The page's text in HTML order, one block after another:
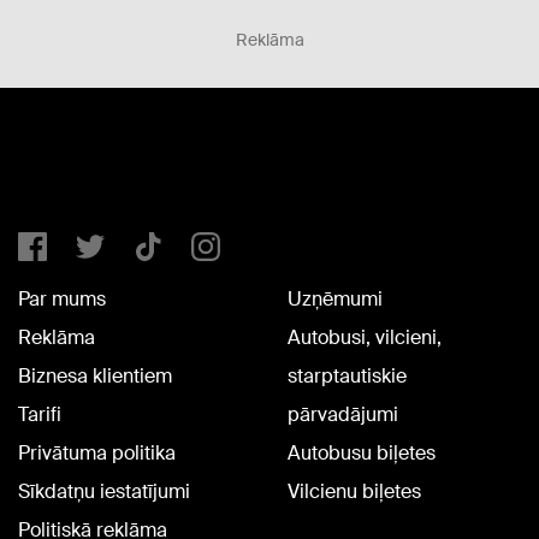
Reklāma
Par mums
Reklāma
Biznesa klientiem
Tarifi
Privātuma politika
Sīkdatņu iestatījumi
Politiskā reklāma
Uzņēmumi
Autobusi, vilcieni,
starptautiskie
pārvadājumi
Autobusu biļetes
Vilcienu biļetes